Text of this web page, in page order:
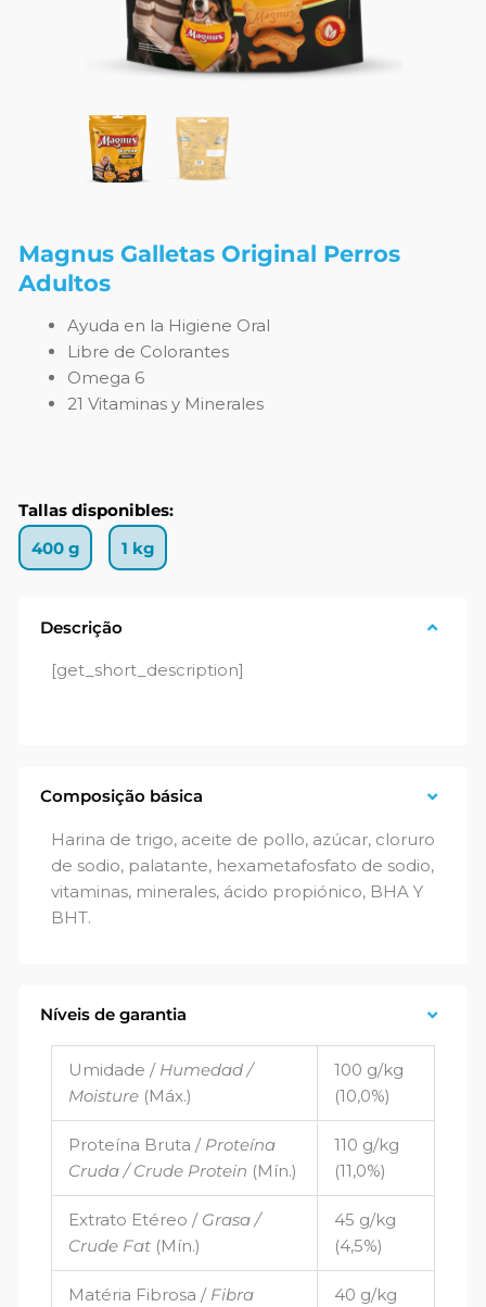
Magnus Galletas Original Perros
Adultos
Ayuda en la Higiene Oral
Libre de Colorantes
Omega 6
21 Vitaminas y Minerales
Tallas disponibles:
400 g
1 kg
Descrição
[get_short_description]
Composição básica
Harina de trigo, aceite de pollo, azúcar, cloruro
de sodio, palatante, hexametafosfato de sodio,
vitaminas, minerales, ácido propiónico, BHA Y
BHT.
Níveis de garantia
Umidade / Humedad /
Moisture (Máx.)
100 g/kg
(10,0%)
Proteína Bruta / Proteína
Cruda / Crude Protein (Mín.)
110 g/kg
(11,0%)
Extrato Etéreo / Grasa /
Crude Fat (Mín.)
45 g/kg
(4,5%)
Matéria Fibrosa / Fibra 40 g/kg